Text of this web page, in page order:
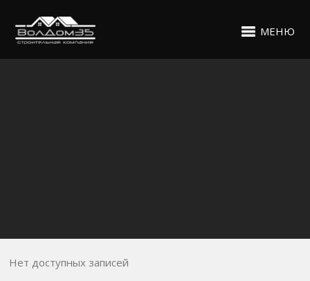
МЕНЮ
Нет доступных записей